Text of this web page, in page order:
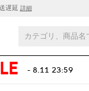
遅延 詳細
- 8.11 23:59